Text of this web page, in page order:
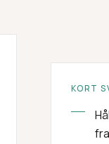
KORT